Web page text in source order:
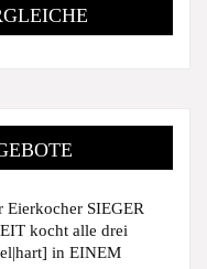
Eierkocher SIEGER
kocht alle drei
in EINEM